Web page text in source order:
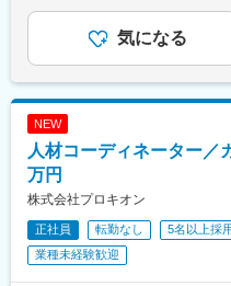
慮の上、決定します。＼
収600万円／32歳 経験4
気になる
NEW
人材コーディネーター／
万円
株式会社プロキオン
正社員 転勤なし 5名以上採
業種未経験歓迎